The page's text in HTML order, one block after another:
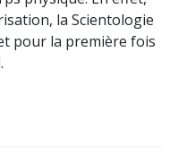
la Scientologie
pour la première fois